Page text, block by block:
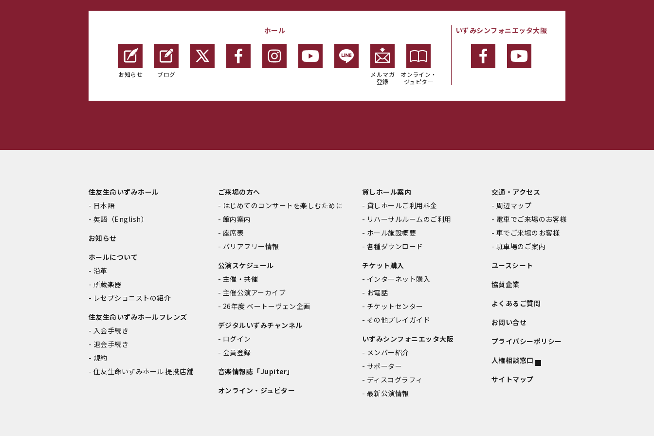
ホール
お知らせ ブログ
メルマガ
登録
オンライン・
ジュピター
いずみシンフォニエッタ大阪
住友生命いずみホール
日本語
英語（English）
お知らせ
ホールについて
沿革
所蔵楽器
レセプショニストの紹介
住友生命いずみホールフレンズ
入会手続き
退会手続き
規約
住友生命いずみホール 提携店舗
ご来場の方へ
はじめてのコンサートを楽しむために
館内案内
座席表
バリアフリー情報
公演スケジュール
主催・共催
主催公演アーカイブ
26年度 ベートーヴェン企画
デジタルいずみチャンネル
ログイン
会員登録
音楽情報誌「Jupiter」
オンライン・ジュピター
貸しホール案内
貸しホールご利用料金
リハーサルルームのご利用
ホール施設概要
各種ダウンロード
チケット購入
インターネット購入
お電話
チケットセンター
その他プレイガイド
いずみシンフォニエッタ大阪
メンバー紹介
サポーター
ディスコグラフィ
最新公演情報
交通・アクセス
周辺マップ
電車でご来場のお客様
車でご来場のお客様
駐車場のご案内
ユースシート
協賛企業
よくあるご質問
お問い合せ
プライバシーポリシー
人権相談窓口
サイトマップ